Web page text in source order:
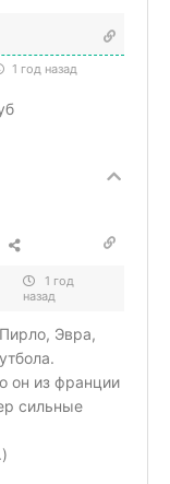
1 год назад
1 год
назад
Эвра,
он из франции
сильные